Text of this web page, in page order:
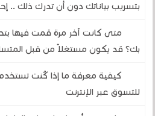
بتسريب بياناتك دون أن تدرك ذلك ..
متى كانت آخر مرة قمت فيها
بك؟ قد يكون مستغلاً من قبل
كيفية معرفة ما إذا كُنت
للتسوق عبر الإنترنت